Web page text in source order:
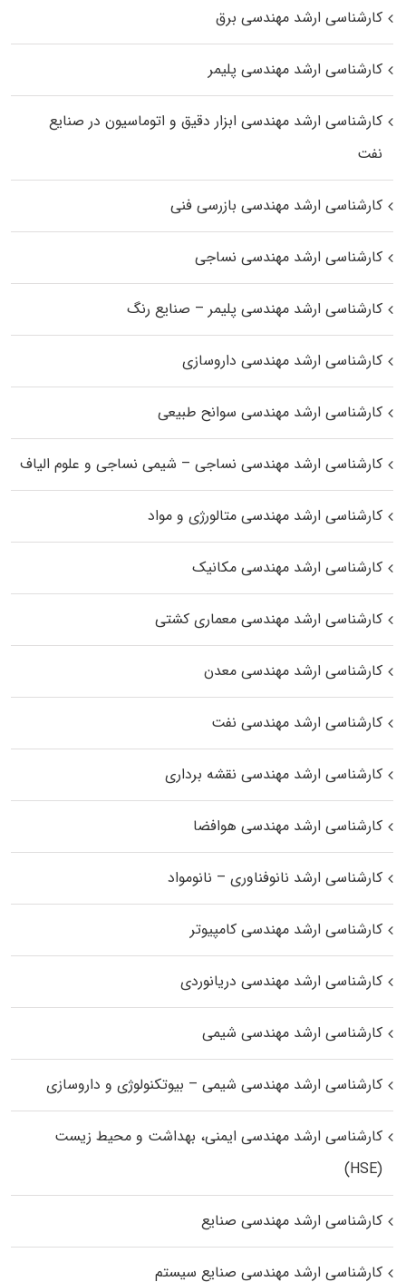
کارشناسی ارشد مهندسی برق
کارشناسی ارشد مهندسی پلیمر
کارشناسی ارشد مهندسی ابزار دقیق و اتوماسیون در صنایع
نفت
کارشناسی ارشد مهندسی بازرسی فنی
کارشناسی ارشد مهندسی نساجی
کارشناسی ارشد مهندسی پلیمر – صنایع رنگ
کارشناسی ارشد مهندسی داروسازی
کارشناسی ارشد مهندسی سوانح طبیعی
کارشناسی ارشد مهندسی نساجی – شیمی نساجی و علوم الیاف
کارشناسی ارشد مهندسی متالورژی و مواد
کارشناسی ارشد مهندسی مکانیک
کارشناسی ارشد مهندسی معماری کشتی
کارشناسی ارشد مهندسی معدن
کارشناسی ارشد مهندسی نفت
کارشناسی ارشد مهندسی نقشه برداری
کارشناسی ارشد مهندسی هوافضا
کارشناسی ارشد نانوفناوری – نانومواد
کارشناسی ارشد مهندسی کامپیوتر
کارشناسی ارشد مهندسی دریانوردی
کارشناسی ارشد مهندسی شیمی
کارشناسی ارشد مهندسی شیمی – بیوتکنولوژی و داروسازی
کارشناسی ارشد مهندسی ایمنی، بهداشت و محیط زیست
(HSE)
کارشناسی ارشد مهندسی صنایع
کارشناسی ارشد مهندسی صنایع سیستم